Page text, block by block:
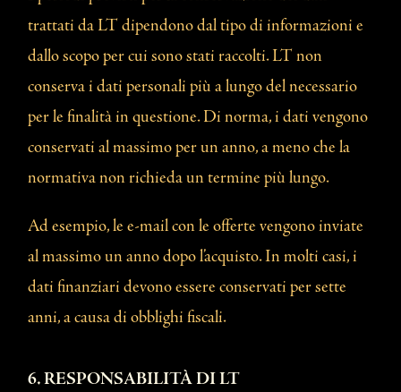
trattati da LT dipendono dal tipo di informazioni e
dallo scopo per cui sono stati raccolti. LT non
conserva i dati personali più a lungo del necessario
per le finalità in questione. Di norma, i dati vengono
conservati al massimo per un anno, a meno che la
normativa non richieda un termine più lungo.
Ad esempio, le e-mail con le offerte vengono inviate
al massimo un anno dopo l’acquisto. In molti casi, i
dati finanziari devono essere conservati per sette
anni, a causa di obblighi fiscali.
6. RESPONSABILITÀ DI LT